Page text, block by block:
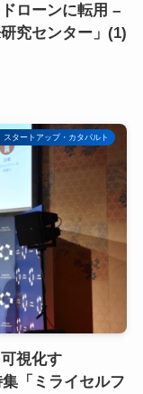
ローンに転用 –
究センター」(1)
スタートアップ・カタパルト
視化す
「ミライセルフ